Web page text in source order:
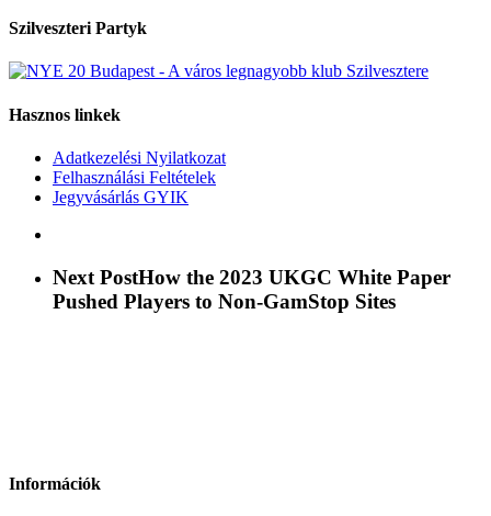
Szilveszteri Partyk
Hasznos linkek
Adatkezelési Nyilatkozat
Felhasználási Feltételek
Jegyvásárlás GYIK
Next PostHow the 2023 UKGC White Paper
Pushed Players to Non‑GamStop Sites
Információk